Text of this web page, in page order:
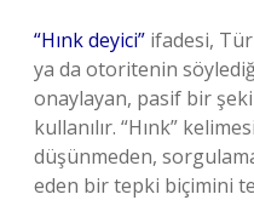
“Hınk deyici” ifadesi,
ya da otoritenin
onaylayan, pasif bir
kullanılır. “Hınk”
düşünmeden,
eden bir tepki biçimini